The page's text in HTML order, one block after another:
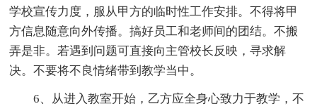
学校宣传力度，服从甲方的临时性工作安排。不得将甲
方信息随意向外传播。搞好员工和老师间的团结。不搬
弄是非。若遇到问题可直接向主管校长反映，寻求解
决。不要将不良情绪带到教学当中。
6、从进入教室开始，乙方应全身心致力于教学，不